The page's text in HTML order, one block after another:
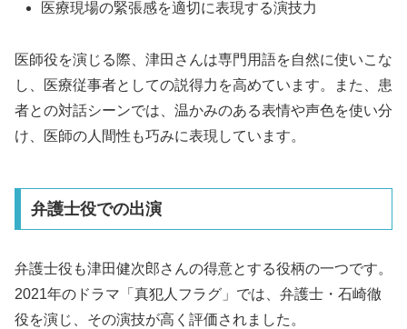
医療現場の緊張感を適切に表現する演技力
医師役を演じる際、津田さんは専門用語を自然に使いこな
し、医療従事者としての説得力を高めています。また、患
者との対話シーンでは、温かみのある表情や声色を使い分
け、医師の人間性も巧みに表現しています。
弁護士役での出演
弁護士役も津田健次郎さんの得意とする役柄の一つです。
2021年のドラマ「真犯人フラグ」では、弁護士・石崎徹
役を演じ、その演技が高く評価されました。